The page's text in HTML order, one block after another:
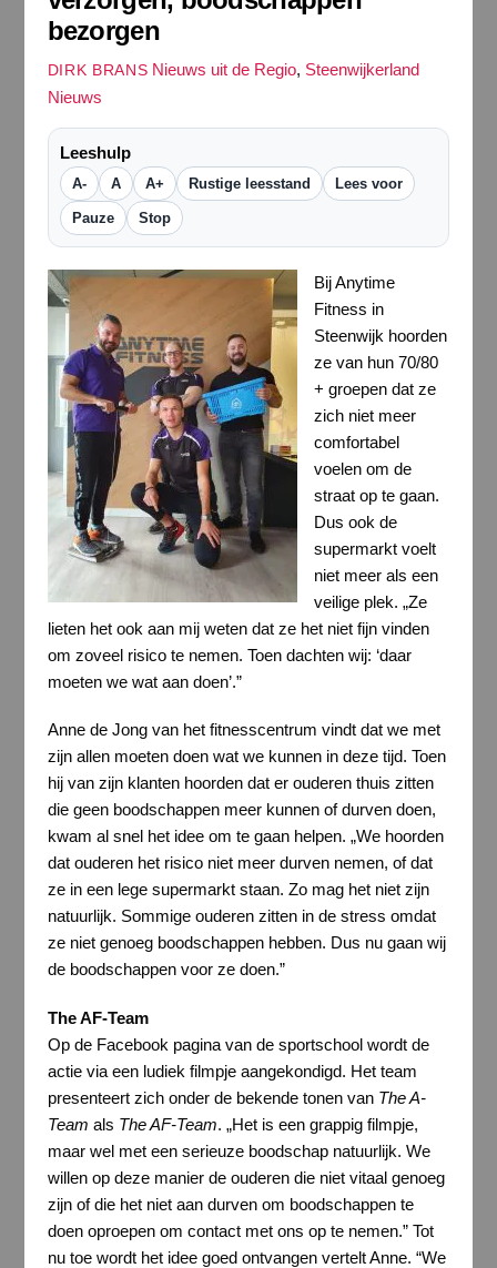
bezorgen
DIRK BRANS Nieuws uit de Regio, Steenwijkerland
Nieuws
Leeshulp
A- A A+ Rustige leesstand Lees voor
Pauze Stop
Bij Anytime
Fitness in
Steenwijk hoorden
ze van hun 70/80
+ groepen dat ze
zich niet meer
comfortabel
voelen om de
straat op te gaan.
Dus ook de
supermarkt voelt
niet meer als een
veilige plek. „Ze
lieten het ook aan mij weten dat ze het niet fijn vinden
om zoveel risico te nemen. Toen dachten wij: ‘daar
moeten we wat aan doen’.”
Anne de Jong van het fitnesscentrum vindt dat we met
zijn allen moeten doen wat we kunnen in deze tijd. Toen
hij van zijn klanten hoorden dat er ouderen thuis zitten
die geen boodschappen meer kunnen of durven doen,
kwam al snel het idee om te gaan helpen. „We hoorden
dat ouderen het risico niet meer durven nemen, of dat
ze in een lege supermarkt staan. Zo mag het niet zijn
natuurlijk. Sommige ouderen zitten in de stress omdat
ze niet genoeg boodschappen hebben. Dus nu gaan wij
de boodschappen voor ze doen.”
The AF-Team
Op de Facebook pagina van de sportschool wordt de
actie via een ludiek filmpje aangekondigd. Het team
presenteert zich onder de bekende tonen van The A-
Team als The AF-Team. „Het is een grappig filmpje,
maar wel met een serieuze boodschap natuurlijk. We
willen op deze manier de ouderen die niet vitaal genoeg
zijn of die het niet aan durven om boodschappen te
doen oproepen om contact met ons op te nemen.” Tot
nu toe wordt het idee goed ontvangen vertelt Anne. “We